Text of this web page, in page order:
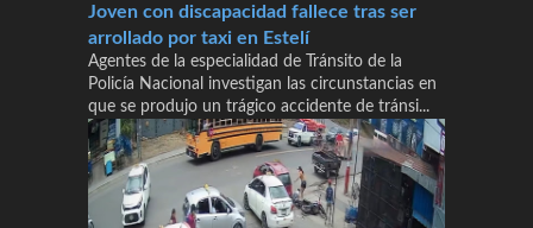
Joven con discapacidad fallece tras ser
arrollado por taxi en Estelí
Agentes de la especialidad de Tránsito de la
Policía Nacional investigan las circunstancias en
que se produjo un trágico accidente de tránsi...